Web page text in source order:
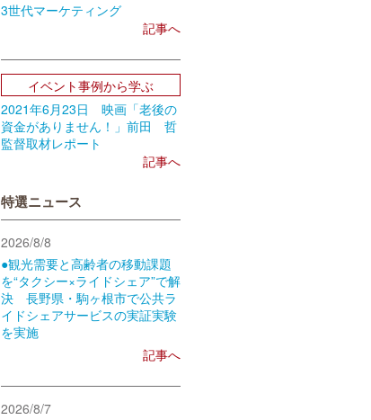
3世代マーケティング
記事へ
イベント事例から学ぶ
2021年6月23日 映画「老後の
資金がありません！」前田 哲
監督取材レポート
記事へ
特選ニュース
2026/8/8
●観光需要と高齢者の移動課題
を“タクシー×ライドシェア”で解
決 長野県・駒ヶ根市で公共ラ
イドシェアサービスの実証実験
を実施
記事へ
2026/8/7